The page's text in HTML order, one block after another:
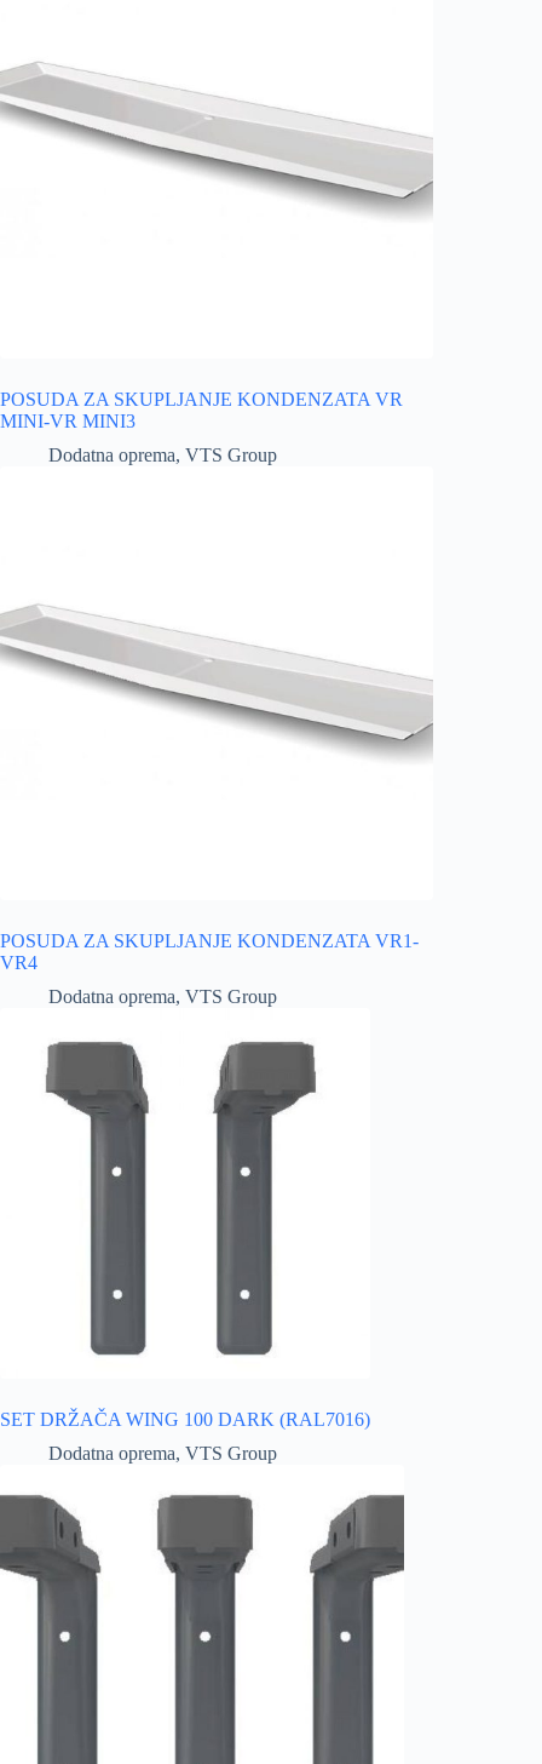
POSUDA ZA SKUPLJANJE KONDENZATA VR
MINI-VR MINI3
Dodatna oprema, VTS Group
POSUDA ZA SKUPLJANJE KONDENZATA VR1-
VR4
Dodatna oprema, VTS Group
SET DRŽAČA WING 100 DARK (RAL7016)
Dodatna oprema, VTS Group